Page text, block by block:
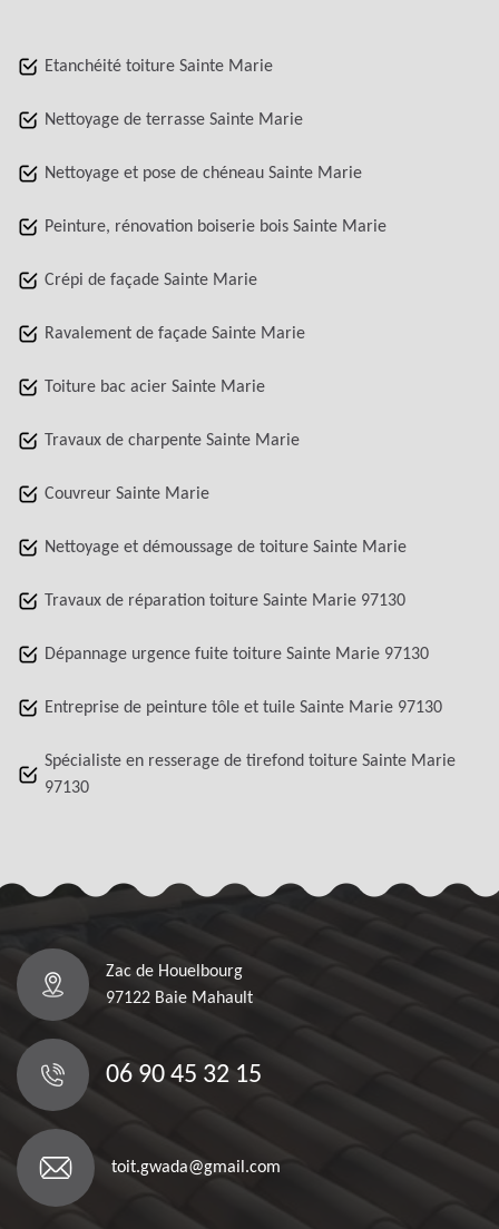
Etanchéité toiture Sainte Marie
Nettoyage de terrasse Sainte Marie
Nettoyage et pose de chéneau Sainte Marie
Peinture, rénovation boiserie bois Sainte Marie
Crépi de façade Sainte Marie
Ravalement de façade Sainte Marie
Toiture bac acier Sainte Marie
Travaux de charpente Sainte Marie
Couvreur Sainte Marie
Nettoyage et démoussage de toiture Sainte Marie
Travaux de réparation toiture Sainte Marie 97130
Dépannage urgence fuite toiture Sainte Marie 97130
Entreprise de peinture tôle et tuile Sainte Marie 97130
Spécialiste en resserage de tirefond toiture Sainte Marie
97130
Zac de Houelbourg
97122 Baie Mahault
06 90 45 32 15
toit.gwada@gmail.com